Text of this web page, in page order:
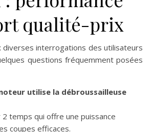
qualité-prix
diverses interrogations des utilisateurs
questions fréquemment posées
utilise la débroussailleuse
2 temps qui offre une puissance
coupes efficaces.